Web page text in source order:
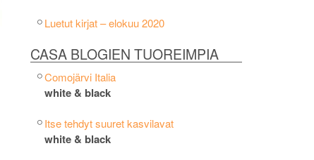
Luetut kirjat – elokuu 2020
CASA BLOGIEN TUOREIMPIA
Comojärvi Italia
white & black
Itse tehdyt suuret kasvilavat
white & black